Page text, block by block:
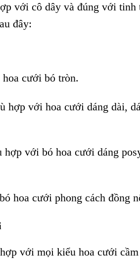
với cô dây và đúng với
đây:
cưới bó tròn.
hợp với hoa cưới dáng dài,
với bó hoa cưới dáng
hoa cưới phong cách đồng
với mọi kiểu hoa cưới